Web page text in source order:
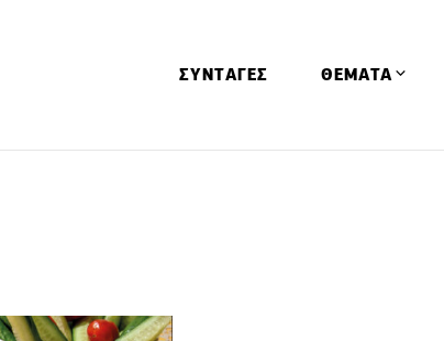
ΣΥΝΤΑΓΕΣ ΘΕΜΑΤΑ